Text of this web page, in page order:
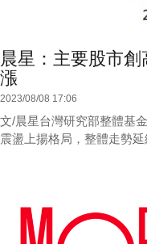
晨星：主要股市
漲
2023/08/08 17:06
文/晨星台灣研究部整體基
震盪上揚格局，整體走勢